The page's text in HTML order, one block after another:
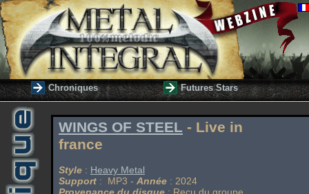
Chroniques Futures Stars
WINGS OF STEEL - Live in
france
Style : Heavy Metal
Support : MP3 - Année : 2024